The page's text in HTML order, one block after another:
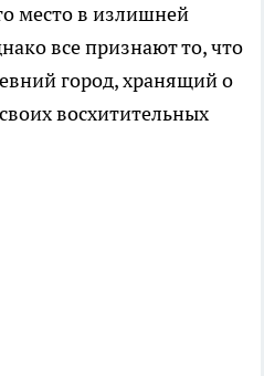
место в излишней
все признают то, что
город, хранящий о
восхитительных